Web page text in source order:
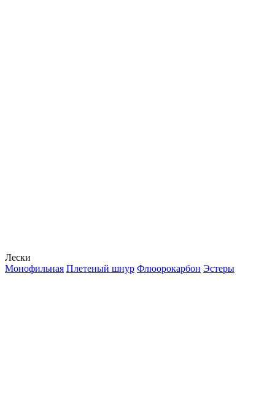
Лески
Монофильная Плетеный шнур Флюорокарбон Эстеры